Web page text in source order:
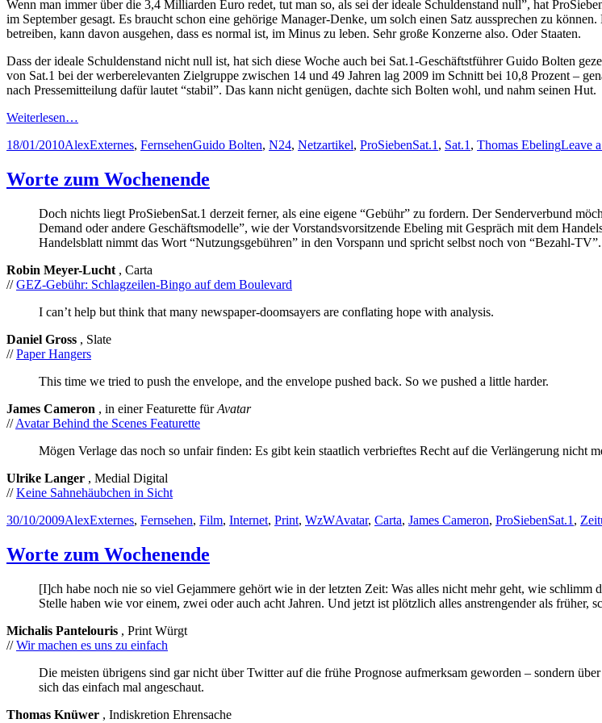
Wenn man immer über die 3,4 Milliarden Euro redet, tut man so, als sei der ideale Schuldenstand null”, hat
im September gesagt. Es braucht schon eine gehörige Manager-Denke, um solch einen Satz aussprechen zu
betreiben, kann davon ausgehen, dass es normal ist, im Minus zu leben. Sehr große Konzerne also. Oder Staaten.
Dass der ideale Schuldenstand nicht null ist, hat sich diese Woche auch bei Sat.1-Geschäftstführer Guido Bolten
von Sat.1 bei der werberelevanten Zielgruppe zwischen 14 und 49 Jahren lag 2009 im Schnitt bei 10,8 Prozent –
nach Pressemitteilung dafür lautet “stabil”. Das kann nicht genügen, dachte sich Bolten wohl, und nahm seinen Hut.
Weiterlesen…
Posted
18/01/2010Author
AlexCategories
Externes, FernsehenTags
Guido Bolten, N24, Netzartikel, ProSiebenSat.1 , Sat.1 , Thomas EbelingLeave
Worte zum Wochenende
Doch nichts liegt ProSiebenSat.1 derzeit ferner, als eine eigene “Gebühr” zu fordern. Der Senderverbund
Demand oder andere Geschäftsmodelle”, wie der Vorstandsvorsitzende Ebeling mit Gespräch mit dem
Handelsblatt nimmt das Wort “Nutzungsgebühren” in den Vorspann und spricht selbst noch von “Bezahl-TV”.
Robin Meyer-Lucht , Carta
//GEZ-Gebühr: Schlagzeilen-Bingo auf dem Boulevard
I can’t help but think that many newspaper-doomsayers are conflating hope with analysis.
Daniel Gross , Slate
//Paper Hangers
This time we tried to push the envelope, and the envelope pushed back. So we pushed a little harder.
James Cameron , in einer Featurette fürAvatar
//Avatar Behind the Scenes Featurette
Mögen Verlage das noch so unfair finden: Es gibt kein staatlich verbrieftes Recht auf die Verlängerung nicht
Ulrike Langer , Medial Digital
//Keine Sahnehäubchen in Sicht
Posted
30/10/2009Author
AlexCategories
Externes, Fernsehen, Film, Internet, Print, WzWTags
Avatar, Carta, James Cameron, ProSiebenSat.1 ,
Worte zum Wochenende
[I]ch habe noch nie so viel Gejammere gehört wie in der letzten Zeit: Was alles nicht mehr geht, wie
Stelle haben wie vor einem, zwei oder auch acht Jahren. Und jetzt ist plötzlich alles anstrengender als früher,
Michalis Pantelouris , Print Würgt
//Wir machen es uns zu einfach
Die meisten übrigens sind gar nicht über Twitter auf die frühe Prognose aufmerksam geworden – sondern
sich das einfach mal angeschaut.
Thomas Knüwer , Indiskretion Ehrensache